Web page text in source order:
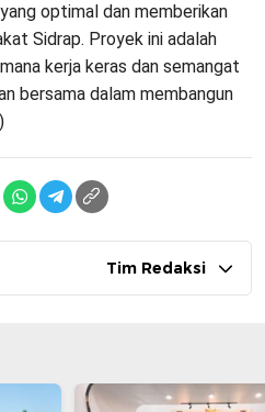
optimal dan memberikan
Sidrap. Proyek ini adalah
kerja keras dan semangat
bersama dalam membangun
Tim Redaksi